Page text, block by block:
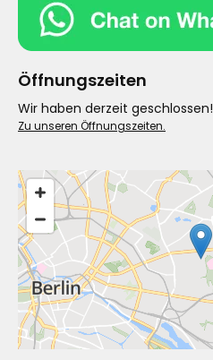
Öffnungszeiten
Wir haben derzeit geschlossen!
Zu unseren Öffnungszeiten.